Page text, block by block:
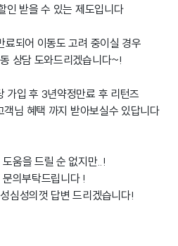
인 받을 수 있는 제도입니다
되어 이동도 고려 중이실 경우
상담 도와드리겠습니다~!
가입 후 3년약정만료 후 리턴즈
님 혜택 까지 받아보실수 있답니다
움을 드릴 순 없지만..!
의부탁드립니다 !
심성의껏 답변 드리겠습니다!